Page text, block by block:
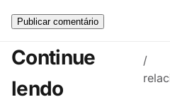
Continue
lendo
/